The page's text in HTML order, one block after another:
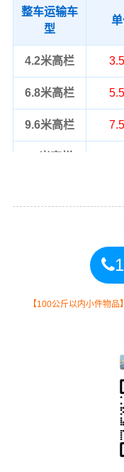
整车运输车
型
4.2米高栏
6.8米高栏
9.6米高栏
整
考
【100公斤以内小件物品